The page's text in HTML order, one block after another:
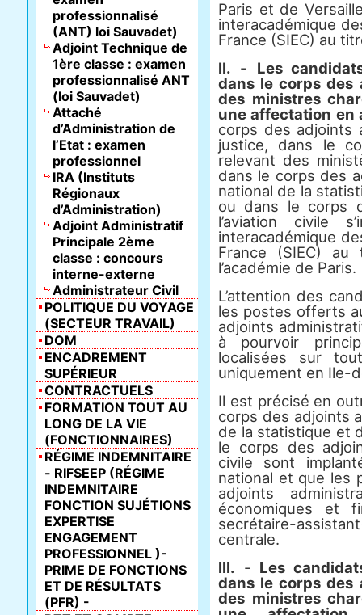
Paris et de
interacadémique
France (SIEC) au
II. - Les
dans le corps des
des ministres
une affectation en
corps des adjoints
justice, dans le
relevant des
dans le corps des
national de la
ou dans le corps
l’aviation civile
interacadémique
France (SIEC)
l’académie de Paris.
L’attention des
les postes offerts
adjoints
à pourvoir
localisées sur
uniquement en Ile-
Il est précisé en
corps des adjoints
de la statistique et
le corps des
civile sont
national et que les
adjoints
économiques et
secrétaire-
centrale.
III. - Les
dans le corps des
des ministres
professionnalisé
(ANT) loi Sauvadet)
Adjoint Technique de
1ère classe : examen
professionnalisé ANT
(loi Sauvadet)
Attaché
d’Administration de
l’Etat : examen
professionnel
IRA (Instituts
Régionaux
d’Administration)
Adjoint Administratif
Principale 2ème
classe : concours
interne-externe
Administrateur Civil
POLITIQUE DU VOYAGE
(SECTEUR TRAVAIL)
DOM
ENCADREMENT
SUPÉRIEUR
CONTRACTUELS
FORMATION TOUT AU
LONG DE LA VIE
(FONCTIONNAIRES)
RÉGIME INDEMNITAIRE
- RIFSEEP (RÉGIME
INDEMNITAIRE
FONCTION SUJÉTIONS
EXPERTISE
ENGAGEMENT
PROFESSIONNEL )-
PRIME DE FONCTIONS
ET DE RÉSULTATS
(PFR) -